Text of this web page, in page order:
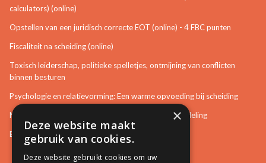
calculators) (online)
Opstellen van een juridisch correcte EOT (online) - 4 FBC punten
Fiscaliteit na scheiding (online)
Toxisch leiderschap, politieke spelletjes, ontmijning van conflicten
binnen besturen
Psychologie en relatievorming: Een warme opvoeding bij scheiding
Neurotisch of afwijkend gedrag herkennen in bemiddeling
Bemiddeling in bouwzaken
×
Deze website maakt
gebruik van cookies.
Deze website gebruikt cookies om uw